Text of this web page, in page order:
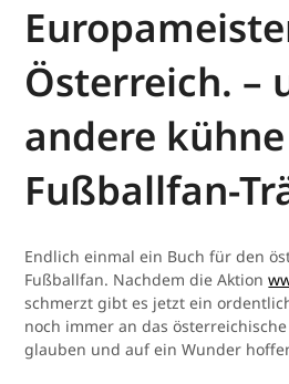
Österreich. –
andere kühne
Fußballfan-
Endlich einmal ein Buch für den
Fußballfan. Nachdem die Aktion
schmerzt gibt es jetzt ein
noch immer an das
glauben und auf ein Wunder